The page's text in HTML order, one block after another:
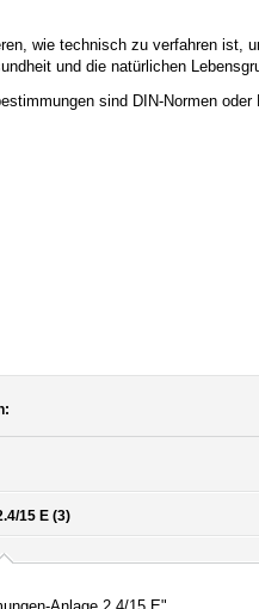
wie technisch zu verfahren ist,
und die natürlichen
sind DIN-Normen oder
15 E (3)